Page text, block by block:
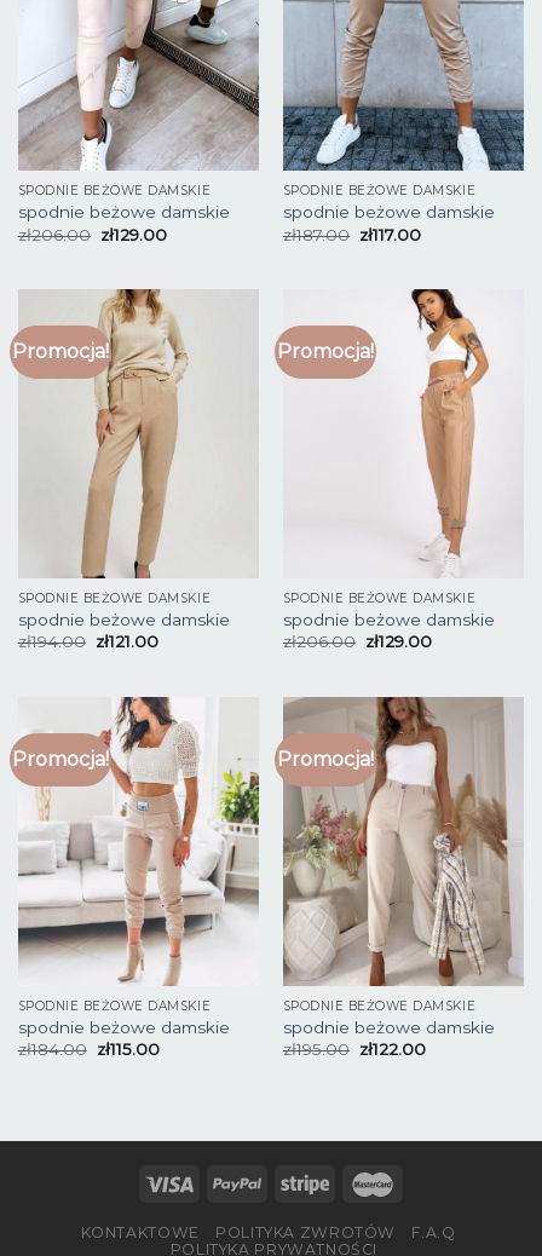
SPODNIE BEŻOWE DAMSKIE
spodnie beżowe damskie
zł206.00 zł129.00
SPODNIE BEŻOWE DAMSKIE
spodnie beżowe damskie
zł187.00 zł117.00
Promocja!
SPODNIE BEŻOWE DAMSKIE
spodnie beżowe damskie
zł194.00 zł121.00
Promocja!
SPODNIE BEŻOWE DAMSKIE
spodnie beżowe damskie
zł206.00 zł129.00
Promocja!
SPODNIE BEŻOWE DAMSKIE
spodnie beżowe damskie
zł184.00 zł115.00
Promocja!
SPODNIE BEŻOWE DAMSKIE
spodnie beżowe damskie
zł195.00 zł122.00
KONTAKTOWE POLITYKA ZWROTÓW
F.A.Q
POLITYKA PRYWATNOŚCI